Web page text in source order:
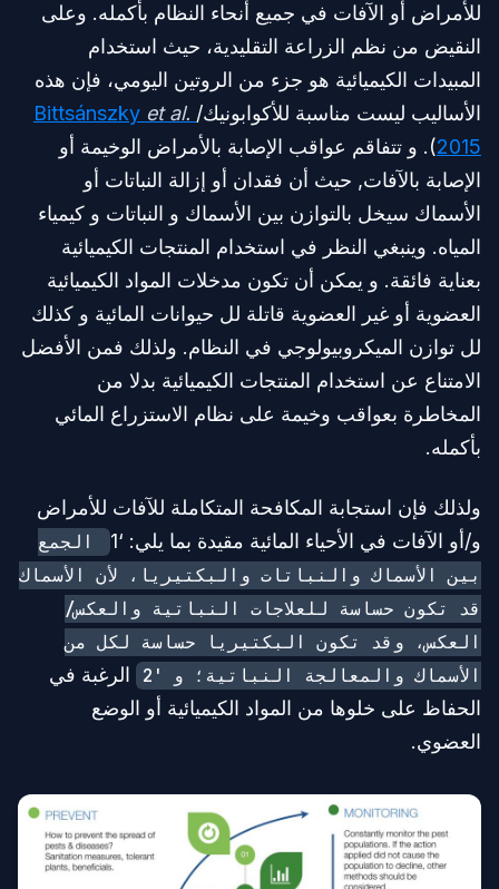
للأمراض أو الآفات في جميع أنحاء النظام بأكمله. وعلى
النقيض من نظم الزراعة التقليدية، حيث استخدام
المبيدات الكيميائية هو جزء من الروتين اليومي، فإن هذه
الأساليب ليست مناسبة للأكوابونيك/Bittsánszky
et al.
2015). و تتفاقم عواقب الإصابة بالأمراض الوخيمة أو
الإصابة بالآفات, حيث أن فقدان أو إزالة النباتات أو
الأسماك سيخل بالتوازن بين الأسماك و النباتات و كيمياء
المياه. وينبغي النظر في استخدام المنتجات الكيميائية
بعناية فائقة. و يمكن أن تكون مدخلات المواد الكيميائية
العضوية أو غير العضوية قاتلة لل حيوانات المائية و كذلك
لل توازن الميكروبيولوجي في النظام. ولذلك فمن الأفضل
الامتناع عن استخدام المنتجات الكيميائية بدلا من
المخاطرة بعواقب وخيمة على نظام الاستزراع المائي
بأكمله.
ولذلك فإن استجابة المكافحة المتكاملة للآفات للأمراض
و/أو الآفات في الأحياء المائية مقيدة بما يلي: ‘1
الجمع
بين الأسماك والنباتات والبكتيريا، لأن الأسماك
قد تكون حساسة للعلاجات النباتية والعكس/
العكس، وقد تكون البكتيريا حساسة لكل من
الأسماك والمعالجة النباتية؛ و '2
الرغبة في
الحفاظ على خلوها من المواد الكيميائية أو الوضع
العضوي.